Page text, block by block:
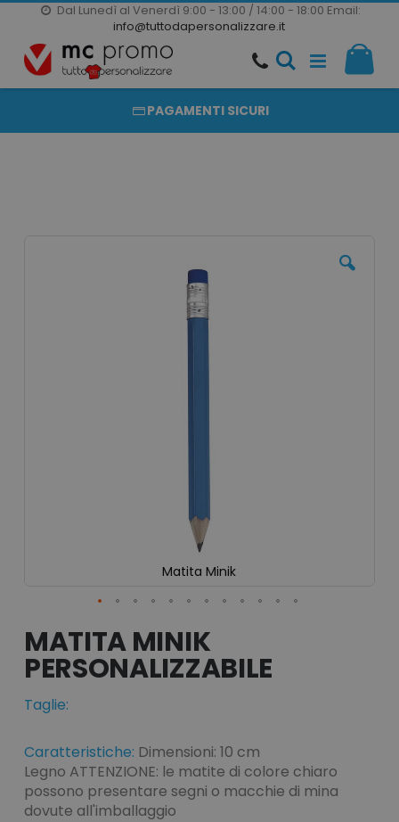
Dal Lunedì al Venerdì 9:00 - 13:00 / 14:00 - 18:00 Email:
info@tuttodapersonalizzare.it
Salta
al
contenuto
20000 PRODOTTI
PRODOTTI COMPLETAMENTE PERSONALIZZABILI
PAGAMENTI SICURI
Matita Minik
all'inizio
della
galleria
di
MATITA MINIK
Taglie:
Caratteristiche: Dimensioni: 10 cm
Legno ATTENZIONE: le matite di colore chiaro
possono presentare segni o macchie di mina
dovute all'imballaggio